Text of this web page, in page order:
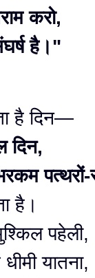
करो,
है।"
है दिन—
दिन,
पत्थरों-
है।
पहेली,
यातना,